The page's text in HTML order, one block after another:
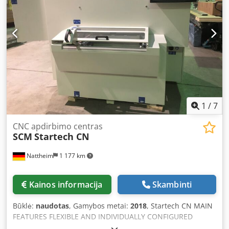
1 /7
Nattheim 1 177 km
CNC apdirbimo centras
SCM Startech CN
Kainos informacija Skambinti
Būklė: naudotas, Gamybos metai: 2018, Startech CN MAIN
FEATURES FLEXIBLE AND INDIVIDUALLY CONFIGURED